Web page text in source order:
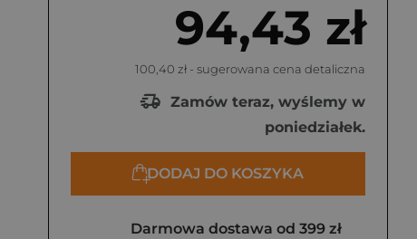
94,43 zł
100,40 zł - sugerowana cena detaliczna
Zamów teraz, wyślemy w
poniedziałek.
DODAJ DO KOSZYKA
Darmowa dostawa od 399 zł